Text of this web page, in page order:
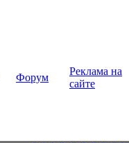
Форум
Реклама на
сайте